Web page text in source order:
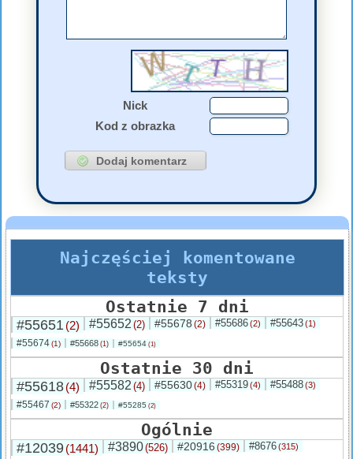
Nick
Kod z obrazka
Najczęściej komentowane
teksty
Ostatnie 7 dni
#55651(2) #55652 (2) #55678 (2) #55686(2) #55643(1)
#55674(1) #55668 (1) #55654 (1)
Ostatnie 30 dni
#55618(4) #55582 (4) #55630(4) #55319(4) #55488(3)
#55467 (2) #55322 (2) #55285 (2)
Ogólnie
#12039(1441) #3890(526) #20916 (399) #8676(315)